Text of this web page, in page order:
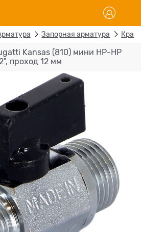
Запорная арматура
Kansas (810) мини НР-НР
проход 12 мм